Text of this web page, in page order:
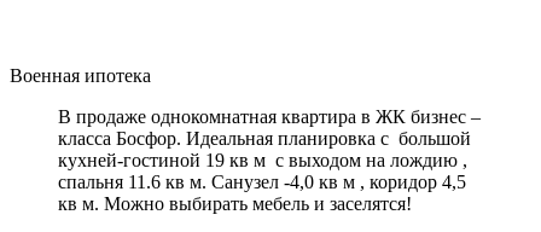
Военная ипотека
В продаже однокомнатная квартира в ЖК бизнес –
класса Босфор. Идеальная планировка с большой
кухней-гостиной 19 кв м с выходом на лождию ,
спальня 11.6 кв м. Санузел -4,0 кв м , коридор 4,5
кв м. Можно выбирать мебель и заселятся!